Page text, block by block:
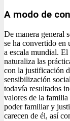
A modo de
De manera general
se ha convertido en
a escala mundial.
naturaliza las
con la justificación
sensibilización
todavía resultados
valores de la
poder familiar y
carecen de él, así